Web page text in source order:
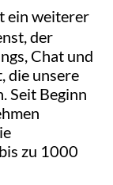
ein weiterer
der
Chat und
die unsere
Seit Beginn
zu 1000